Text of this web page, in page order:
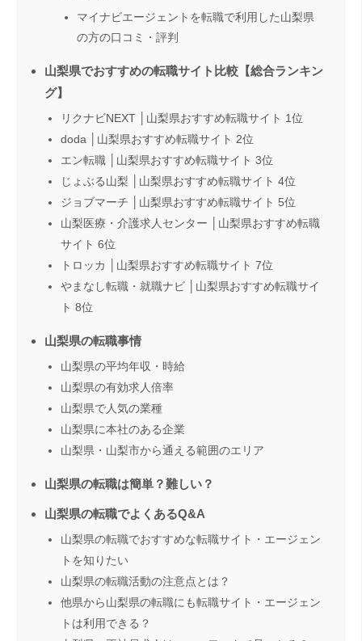
マイナビエージェントを転職で利用した山梨県
の方の口コミ・評判
山梨県でおすすめの転職サイト比較【総合ランキン
グ】
リクナビNEXT │山梨県おすすめ転職サイト 1位
doda │山梨県おすすめ転職サイト 2位
エン転職 │山梨県おすすめ転職サイト 3位
じょぶる山梨 │山梨県おすすめ転職サイト 4位
ジョブマーチ │山梨県おすすめ転職サイト 5位
山梨医療・介護求人センター │山梨県おすすめ転職
サイト 6位
トロッカ │山梨県おすすめ転職サイト 7位
やまなし転職・就職ナビ │山梨県おすすめ転職サイ
ト 8位
山梨県の転職事情
山梨県の平均年収・時給
山梨県の有効求人倍率
山梨県で人気の業種
山梨県に本社のある企業
山梨県・山梨市から通える範囲のエリア
山梨県の転職は簡単？難しい？
山梨県の転職でよくあるQ&A
山梨県の転職でおすすめな転職サイト・エージェン
トを知りたい
山梨県の転職活動の注意点とは？
他県から山梨県の転職にも転職サイト・エージェン
トは利用できる？